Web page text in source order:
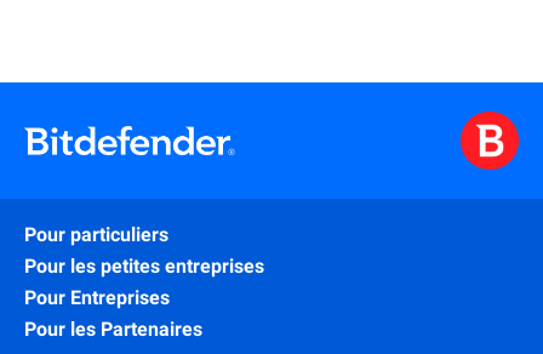
Pour particuliers
Pour les petites entreprises
Pour Entreprises
Pour les Partenaires